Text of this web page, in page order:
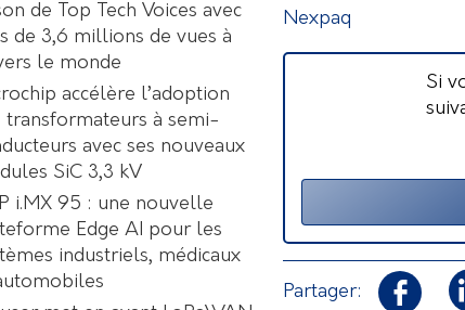
Nexpaq
Si
Partager:
de Top Tech Voices avec
de 3,6 millions de vues à
le monde
accélère l’adoption
transformateurs à semi-
avec ses nouveaux
SiC 3,3 kV
i.MX 95 : une nouvelle
Edge AI pour les
industriels, médicaux